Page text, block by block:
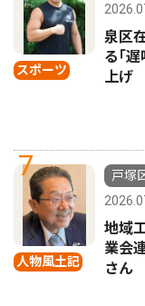
スポーツ
泉区
る｢
上げ
7
人物風土記
戸塚
地域
業会
さん